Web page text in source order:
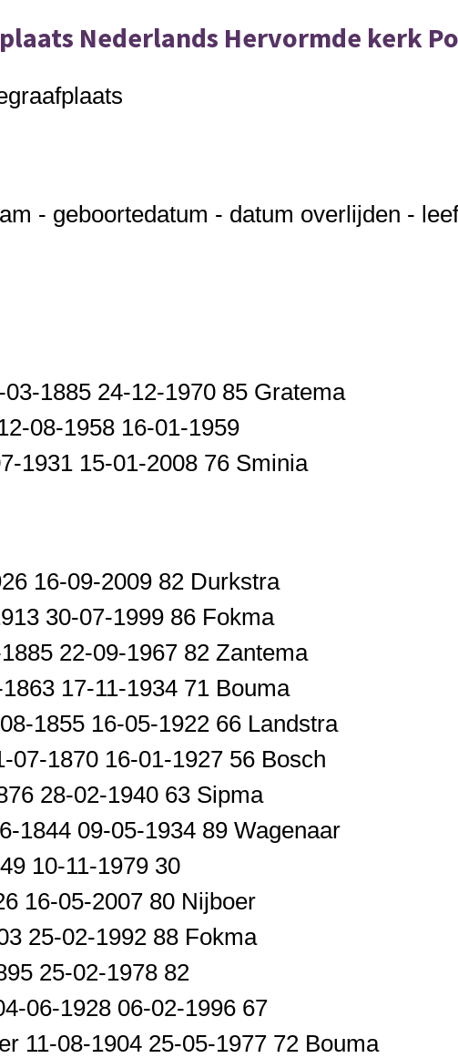
Nederlands Hervormde kerk
- geboortedatum - datum overlijden -
1885 24-12-1970 85 Gratema
08-1958 16-01-1959
1931 15-01-2008 76 Sminia
16-09-2009 82 Durkstra
30-07-1999 86 Fokma
22-09-1967 82 Zantema
17-11-1934 71 Bouma
1855 16-05-1922 66 Landstra
07-1870 16-01-1927 56 Bosch
28-02-1940 63 Sipma
1844 09-05-1934 89 Wagenaar
10-11-1979 30
16-05-2007 80 Nijboer
25-02-1992 88 Fokma
25-02-1978 82
06-1928 06-02-1996 67
11-08-1904 25-05-1977 72 Bouma